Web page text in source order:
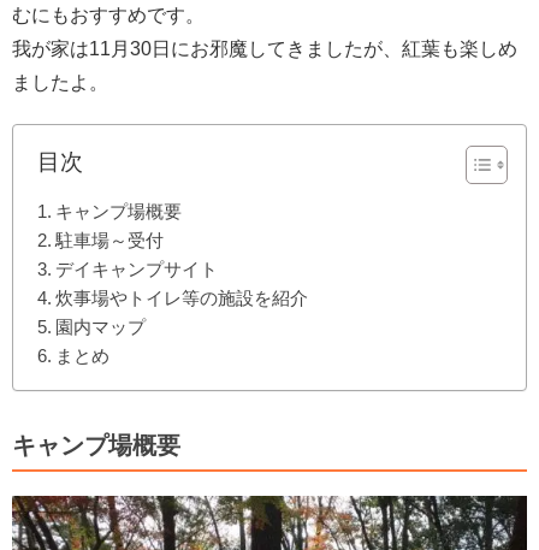
むにもおすすめです。
我が家は11月30日にお邪魔してきましたが、紅葉も楽しめ
ましたよ。
目次
キャンプ場概要
駐車場～受付
デイキャンプサイト
炊事場やトイレ等の施設を紹介
園内マップ
まとめ
キャンプ場概要